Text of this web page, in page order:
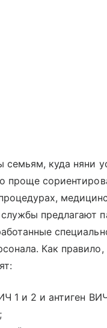
семьям, куда няни
проще
предлагают
Как правило,
1 и 2 и антиген